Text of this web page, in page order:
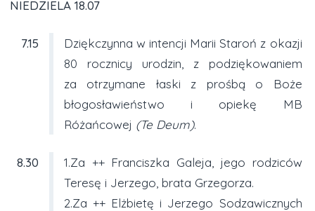
NIEDZIELA 18.07
7.15
Dziękczynna w intencji Marii Staroń z okazji
80 rocznicy urodzin, z podziękowaniem
za otrzymane łaski z prośbą o Boże
błogosławieństwo i opiekę MB
Różańcowej (Te Deum).
8.30
1.Za ++ Franciszka Galeja, jego rodziców
Teresę i Jerzego, brata Grzegorza.
2.Za ++ Elżbietę i Jerzego Sodzawicznych